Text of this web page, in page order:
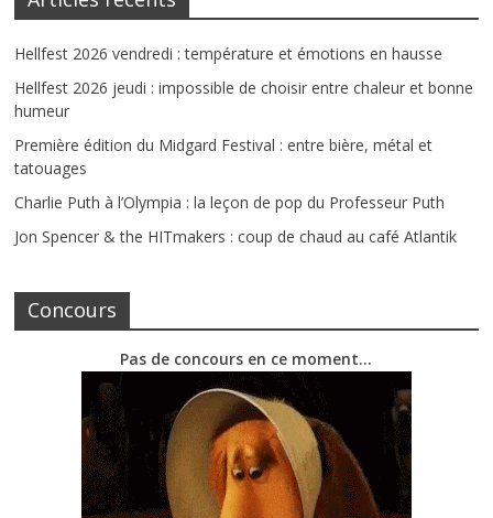
Hellfest 2026 vendredi : température et émotions en hausse
Hellfest 2026 jeudi : impossible de choisir entre chaleur et bonne
humeur
Première édition du Midgard Festival : entre bière, métal et
tatouages
Charlie Puth à l’Olympia : la leçon de pop du Professeur Puth
Jon Spencer & the HITmakers : coup de chaud au café Atlantik
Concours
Pas de concours en ce moment…